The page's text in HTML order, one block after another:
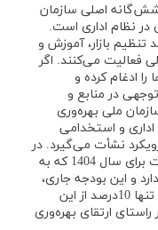
شش‌گانه اصلی سازمان
در نظام اداری است.
بازار، آموزش و
فعالیت می‌کنند. اگر
را ادغام کرده و
در منابع و
ملی بهره‌وری
اداری و استخدامی
نشأت می‌گیرد. در
حال حاضر، 90 درصد از بودجه پیشنهادی دولت برای سال 1404 که به
و این بودجه جاری،
عملاً به نظام اداری مربوط می‌شود. اگر بتوان تنها 10درصد از این
ارتقای بهره‌وری